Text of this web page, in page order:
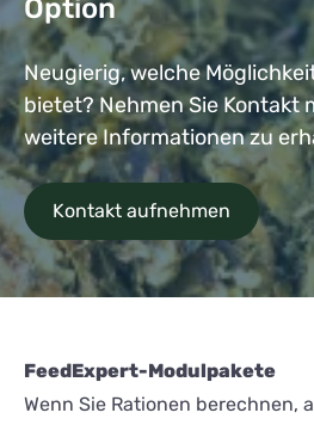
Option
Neugierig, welche
bietet? Nehmen Sie Kontakt
weitere Informationen zu
Kontakt aufnehmen
FeedExpert-Modulpakete
Wenn Sie Rationen berechnen,